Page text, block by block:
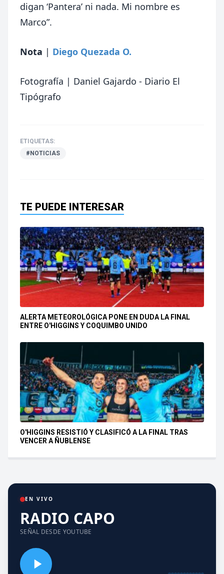
digan ‘Pantera’ ni nada. Mi nombre es
Marco”.
Nota | Diego Quezada O.
Fotografía | Daniel Gajardo - Diario El
Tipógrafo
ETIQUETAS:
#NOTICIAS
TE PUEDE INTERESAR
ALERTA METEOROLÓGICA PONE EN DUDA LA FINAL
ENTRE O'HIGGINS Y COQUIMBO UNIDO
O'HIGGINS RESISTIÓ Y CLASIFICÓ A LA FINAL TRAS
VENCER A ÑUBLENSE
EN VIVO
RADIO CAPO
SEÑAL DESDE YOUTUBE